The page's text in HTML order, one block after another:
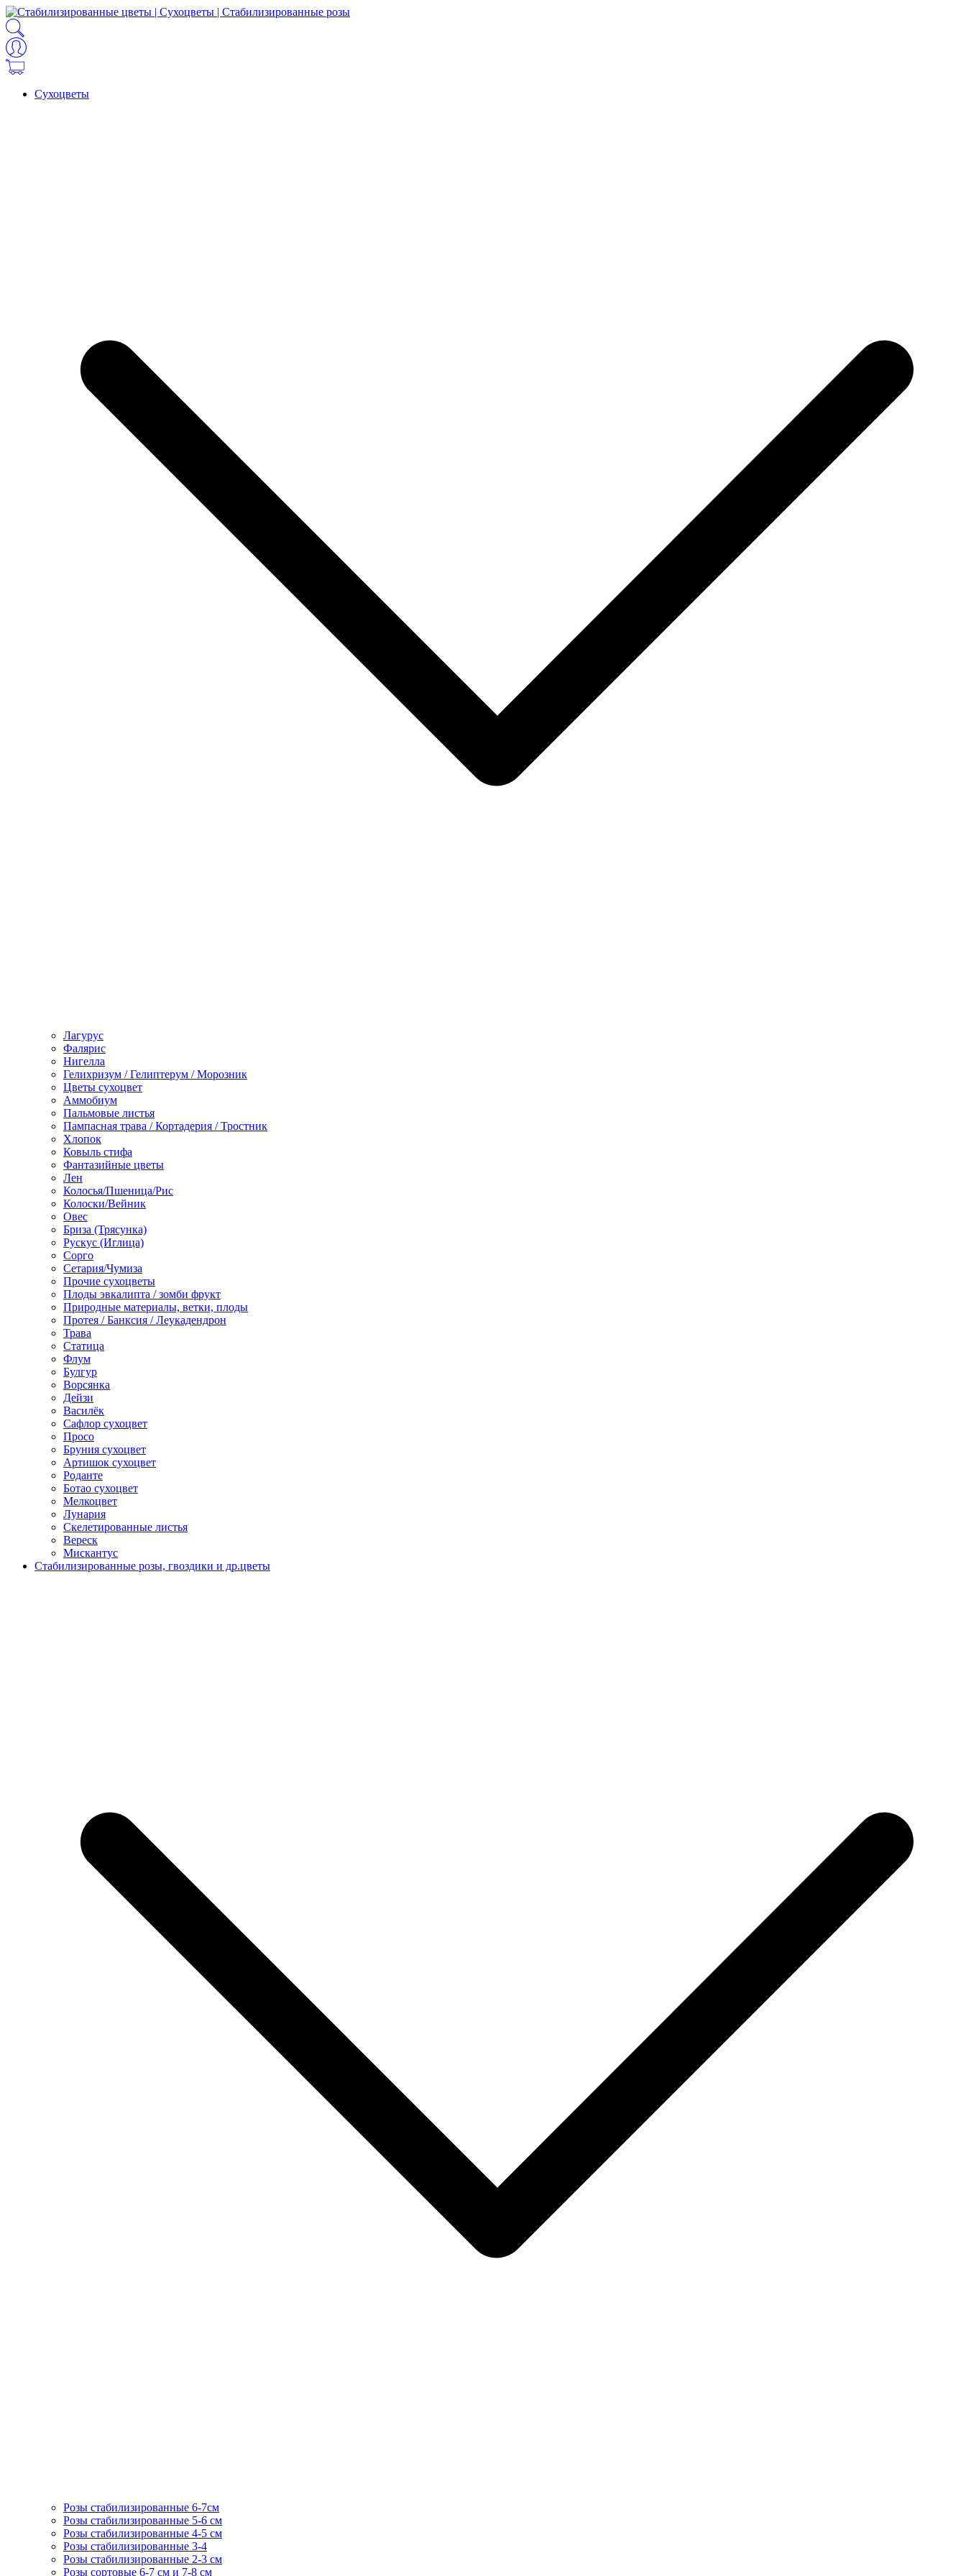
Сухоцветы
Лагурус
Фалярис
Нигелла
Гелихризум / Гелиптерум / Морозник
Цветы сухоцвет
Аммобиум
Пальмовые листья
Пампасная трава / Кортадерия / Тростник
Хлопок
Ковыль стифа
Фантазийные цветы
Лен
Колосья/Пшеница/Рис
Колоски/Вейник
Овес
Бриза (Трясунка)
Рускус (Иглица)
Сорго
Сетария/Чумиза
Прочие сухоцветы
Плоды эвкалипта / зомби фрукт
Природные материалы, ветки, плоды
Протея / Банксия / Леукадендрон
Трава
Статица
Флум
Булгур
Ворсянка
Дейзи
Василёк
Сафлор сухоцвет
Просо
Бруния сухоцвет
Артишок сухоцвет
Роданте
Ботао сухоцвет
Мелкоцвет
Лунария
Скелетированные листья
Вереск
Мискантус
Стабилизированные розы, гвоздики и др.цветы
Розы стабилизированные 6-7см
Розы стабилизированные 5-6 см
Розы стабилизированные 4-5 см
Розы стабилизированные 3-4
Розы стабилизированные 2-3 см
Розы сортовые 6-7 см и 7-8 см